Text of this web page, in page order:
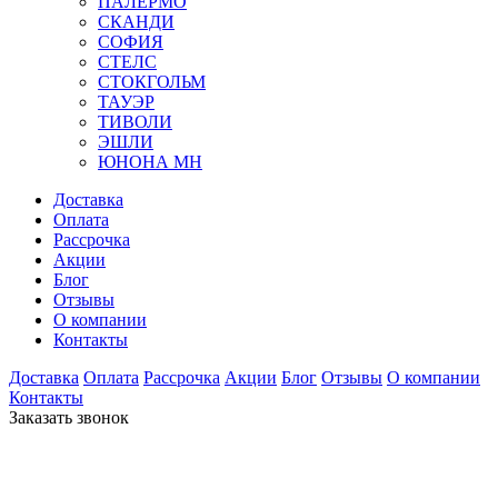
СКАНДИ
СОФИЯ
СТЕЛС
СТОКГОЛЬМ
ТАУЭР
ТИВОЛИ
ЭШЛИ
ЮНОНА МН
Доставка
Оплата
Рассрочка
Акции
Блог
Отзывы
О компании
Контакты
Доставка Оплата Рассрочка Акции Блог Отзывы О компании
Контакты
Заказать звонок